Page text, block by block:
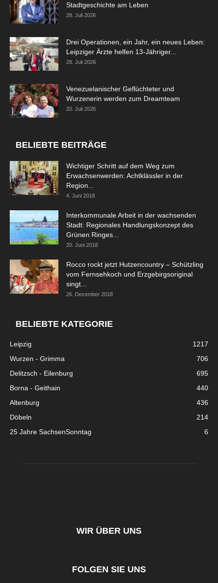
Stadtgeschichte am Leben
28. Juli 2026
Drei Operationen, ein Jahr, ein neues Leben:
Leipziger Ärzte helfen 13-Jähriger...
28. Juli 2026
Venezuelanischer Geflüchteter und
Wurzenerin werden zum Dreamteam
20. Juli 2026
BELIEBTE BEITRÄGE
Wichtiger Schritt auf dem Weg zum
Erwachsenwerden: Achtklässler in der
Region...
4. Juni 2018
Interkommunale Arbeit in der wachsenden
Stadt: Regionales Handlungskonzept des
Grünen Ringes...
20. Juni 2018
Rocco rockt jetzt Hutzencountry – Schützling
vom Fernsehkoch und Erzgebirgsoriginal
singt...
26. Dezember 2018
BELIEBTE KATEGORIE
Leipzig
1217
Wurzen - Grimma
706
Delitzsch - Eilenburg
695
Borna - Geithain
440
Altenburg
436
Döbeln
214
25 Jahre SachsenSonntag
6
WIR ÜBER UNS
FOLGEN SIE UNS